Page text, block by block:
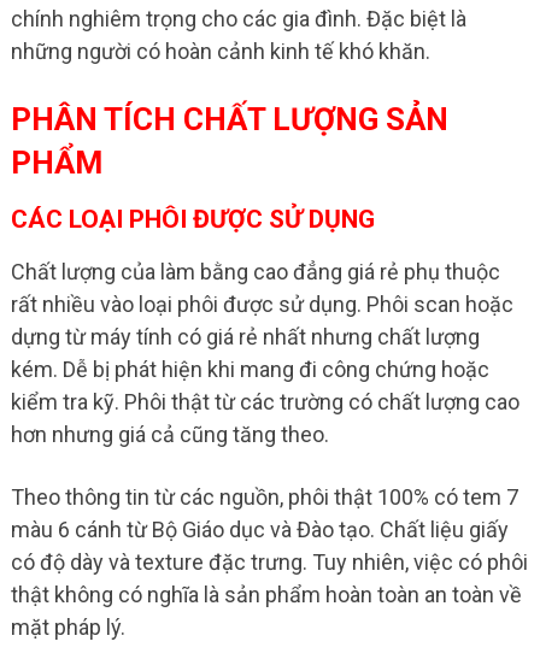
chính nghiêm trọng cho các gia đình. Đặc biệt là
những người có hoàn cảnh kinh tế khó khăn.
PHÂN TÍCH CHẤT LƯỢNG SẢN
PHẨM
CÁC LOẠI PHÔI ĐƯỢC SỬ DỤNG
Chất lượng của làm bằng cao đẳng giá rẻ phụ thuộc
rất nhiều vào loại phôi được sử dụng. Phôi scan hoặc
dựng từ máy tính có giá rẻ nhất nhưng chất lượng
kém. Dễ bị phát hiện khi mang đi công chứng hoặc
kiểm tra kỹ. Phôi thật từ các trường có chất lượng cao
hơn nhưng giá cả cũng tăng theo.
Theo thông tin từ các nguồn, phôi thật 100% có tem 7
màu 6 cánh từ Bộ Giáo dục và Đào tạo. Chất liệu giấy
có độ dày và texture đặc trưng. Tuy nhiên, việc có phôi
thật không có nghĩa là sản phẩm hoàn toàn an toàn về
mặt pháp lý.